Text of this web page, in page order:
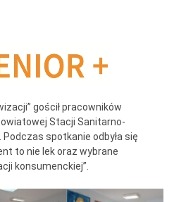
gościł pracowników
Stacji Sanitarno-
spotkanie odbyła się
to nie lek oraz wybrane
konsumenckiej”.